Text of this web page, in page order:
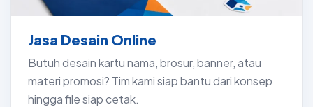
Jasa Desain Online
Butuh desain kartu nama, brosur, banner, atau
materi promosi? Tim kami siap bantu dari konsep
hingga file siap cetak.